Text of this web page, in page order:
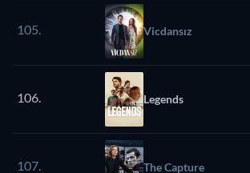
105. Vicdansız
106. Legends
107. The Capture